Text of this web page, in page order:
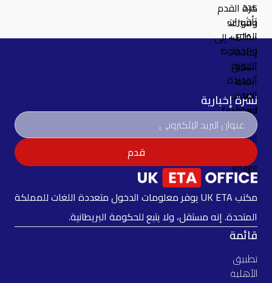
نشرة إخبارية
قدم
مكتب UK ETA يوفر معلومات الدخول متعددة اللغات للمملكة
المتحدة. إنه مستقل، ولا يتبع للحكومة البريطانية.
قائمة
تطبيق
الأهلية